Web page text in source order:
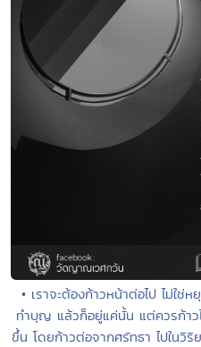
• เราจะต้องก้าวหน้าต่อไป ไม่ใช่
ทำบุญ แล้วก็อยู่แค่นั้น แต่ควรก้า
ขึ้น โดยก้าวต่อจากศรัทธา ไปในวิริ